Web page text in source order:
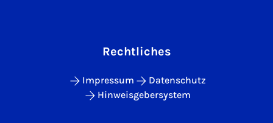
Rechtliches
Impressum
Datenschutz
Hinweisgebersystem